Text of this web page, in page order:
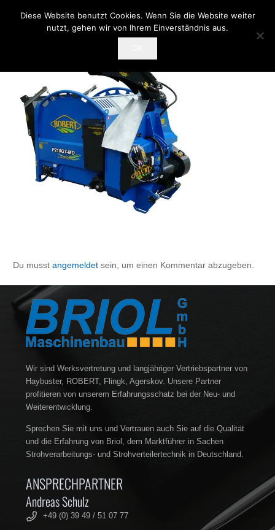
Du musst angemeldet sein, um einen Kommentar abzugeben.
Wir sind Werksvertretung und langjähriger Vertriebspartner von
Haybuster, ROBERT, Flingk, Agerskov. Unsere Partner
profitieren von unserem Erfahrungsschatz bei der Neu- und
Weiterentwicklung.
Sprechen Sie mit uns und Vertrauen auch Sie auf die Qualität
und die Erfahrung von Briol, dem Marktführer in Sachen
Strohverarbeitungs- und Strohverteilertechnik in Deutschland.
ANSPRECHPARTNER
Andreas Schulz
+49 (0) 39 49 / 51 07 77
Diese Website benutzt Cookies. Wenn Sie die Website weiter
nutzt, gehen wir von Ihrem Einverständnis aus.